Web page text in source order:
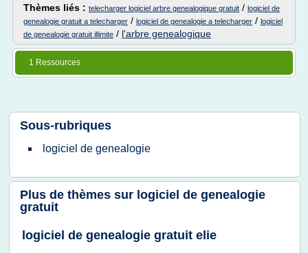
Thèmes liés : telecharger logiciel arbre genealogique gratuit / logiciel de
genealogie gratuit a telecharger / logiciel de genealogie a telecharger / logiciel
de genealogie gratuit illimite / l'arbre genealogique
1 Ressources
Sous-rubriques
logiciel de genealogie
Plus de thèmes sur logiciel de genealogie
gratuit
logiciel de genealogie gratuit elie